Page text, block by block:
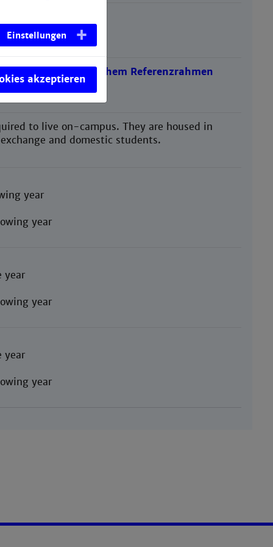
to Europäischem Referenzrahmen
to live on-campus. They are housed in
and domestic students.
year
year
year
year
year
year
Einstellungen
akzeptieren